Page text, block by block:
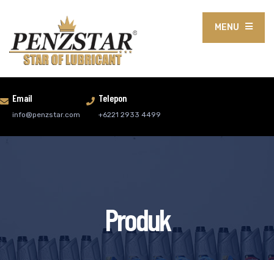
MENU
Email
info@penzstar.com
Telepon
+6221 2933 4499
Produk